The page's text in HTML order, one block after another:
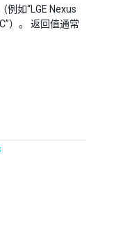
如“LGE Nexus
）。 返回值通常